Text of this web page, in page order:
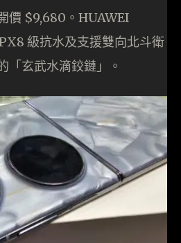
價 $9,680。HUAWEI
級抗水及支援雙向北斗衛
「玄武水滴鉸鏈」。